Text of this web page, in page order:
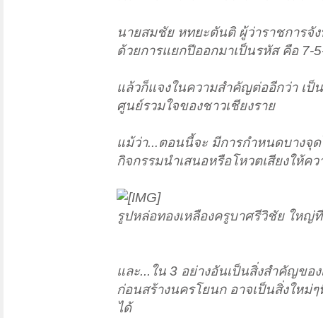
นายสมชัย หทยะตันติ ผู้ว่าราชการจั
ด้วยการแยกปีออกมาเป็นรหัส คือ 7-
แล้วก็แจงในความสำคัญต่ออีกว่า เป็
ศูนย์รวมใจของชาวเชียงราย
แม้ว่า...ตอนนี้จะ มีการกำหนดบางจุ
กิจกรรมนำเสนอหรือโหวตเสียงให้
รูปหล่อทองเหลืองครูบาศรีวิชัย ใหญ่
และ...ใน 3 อย่างอันเป็นสิ่งสำคัญขอ
ก่อนสร้างนครโยนก อาจเป็นสิ่งใหม่
ได้